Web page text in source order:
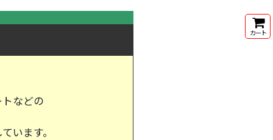
などの
います。
カート